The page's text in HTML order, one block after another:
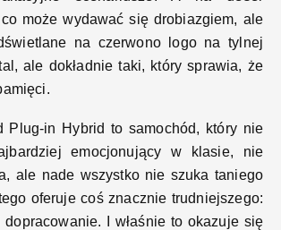
może wydawać się drobiazgiem, ale
na czerwono logo na tylnej
ale dokładnie taki, który sprawia, że
Plug-in Hybrid to samochód, który nie
emocjonujący w klasie, nie
ale nade wszystko nie szuka taniego
oferuje coś znacznie trudniejszego:
I właśnie to okazuje się